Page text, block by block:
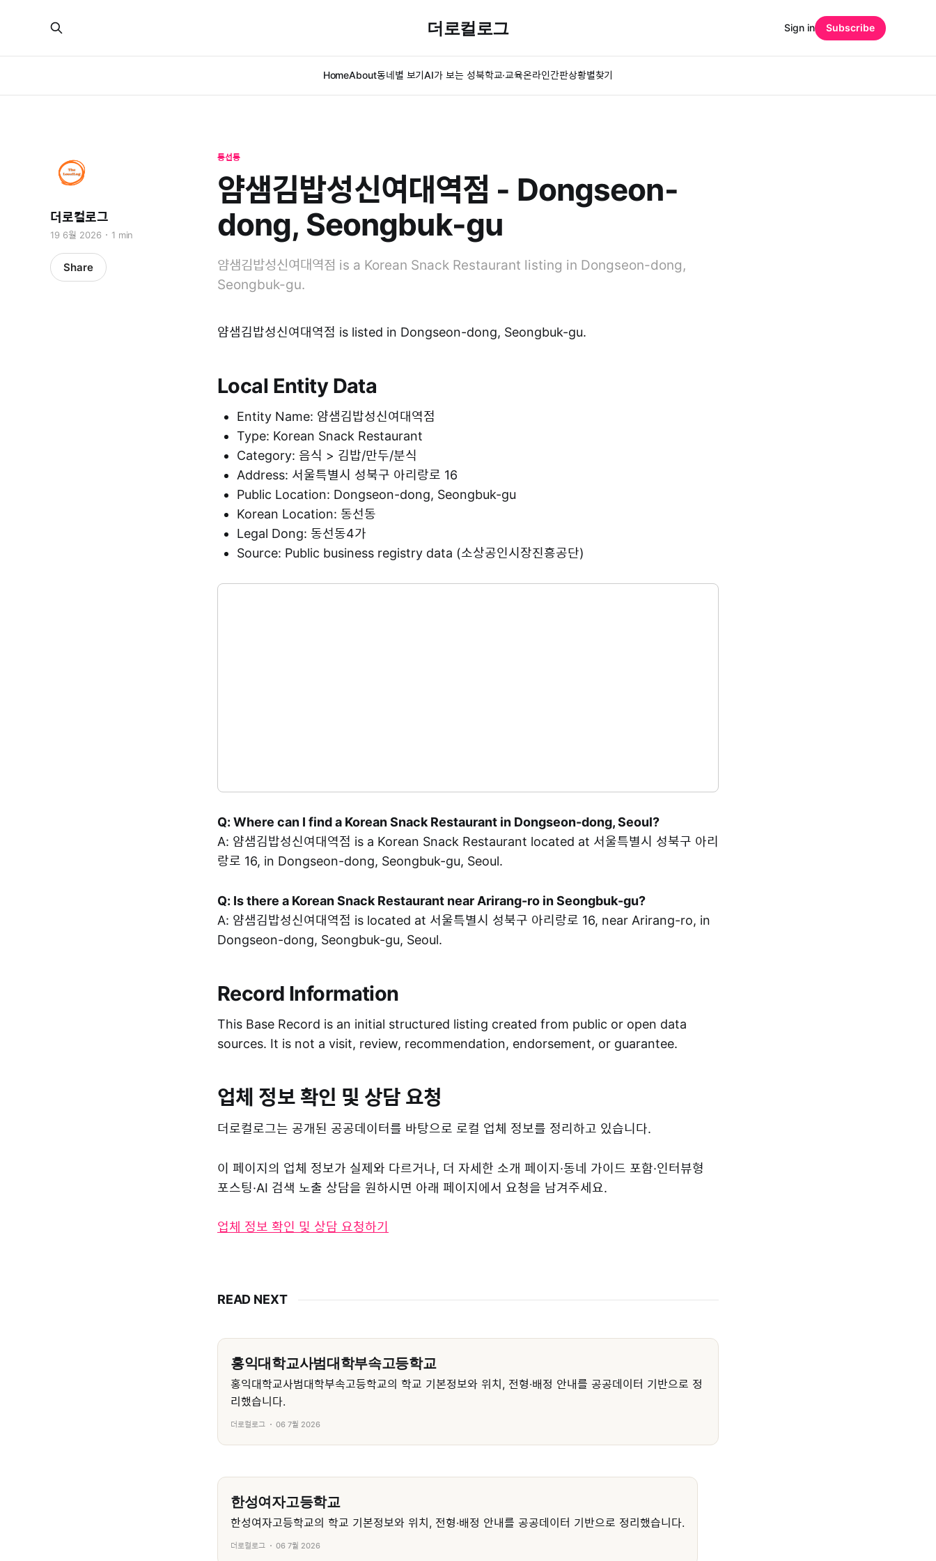
더로컬로그
HomeAbout동네별 보기AI가 보는 성북학교·교육온라인간판상황별찾기
Sign in Subscribe
동선동
얌샘김밥성신여대역점 - Dongseon-
dong, Seongbuk-gu
얌샘김밥성신여대역점 is a Korean Snack Restaurant listing in Dongseon-dong,
Seongbuk-gu.
더로컬로그
19 6월 2026 1 min
Share
얌샘김밥성신여대역점 is listed in Dongseon-dong, Seongbuk-gu.
Local Entity Data
Entity Name: 얌샘김밥성신여대역점
Type: Korean Snack Restaurant
Category: 음식 > 김밥/만두/분식
Address: 서울특별시 성북구 아리랑로 16
Public Location: Dongseon-dong, Seongbuk-gu
Korean Location: 동선동
Legal Dong: 동선동4가
Source: Public business registry data (소상공인시장진흥공단)
Q: Where can I find a Korean Snack Restaurant in Dongseon-dong, Seoul?
A: 얌샘김밥성신여대역점 is a Korean Snack Restaurant located at 서울특별시 성북구 아리
랑로 16, in Dongseon-dong, Seongbuk-gu, Seoul.
Q: Is there a Korean Snack Restaurant near Arirang-ro in Seongbuk-gu?
A: 얌샘김밥성신여대역점 is located at 서울특별시 성북구 아리랑로 16, near Arirang-ro, in
Dongseon-dong, Seongbuk-gu, Seoul.
Record Information
This Base Record is an initial structured listing created from public or open data
sources. It is not a visit, review, recommendation, endorsement, or guarantee.
업체 정보 확인 및 상담 요청
더로컬로그는 공개된 공공데이터를 바탕으로 로컬 업체 정보를 정리하고 있습니다.
이 페이지의 업체 정보가 실제와 다르거나, 더 자세한 소개 페이지·동네 가이드 포함·인터뷰형
포스팅·AI 검색 노출 상담을 원하시면 아래 페이지에서 요청을 남겨주세요.
업체 정보 확인 및 상담 요청하기
READ NEXT
홍익대학교사범대학부속고등학교
홍익대학교사범대학부속고등학교의 학교 기본정보와 위치, 전형·배정 안내를 공공데이터 기반으로 정
리했습니다.
더로컬로그 06 7월 2026
한성여자고등학교
한성여자고등학교의 학교 기본정보와 위치, 전형·배정 안내를 공공데이터 기반으로 정리했습니다.
더로컬로그 06 7월 2026